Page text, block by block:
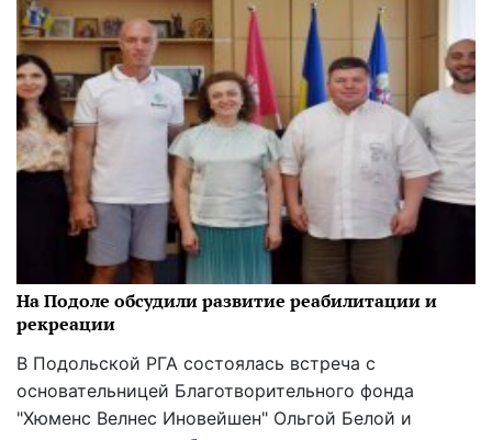
На Подоле обсудили развитие реабилитации и
рекреации
В Подольской РГА состоялась встреча с
основательницей Благотворительного фонда
"Хюменс Велнес Иновейшен" Ольгой Белой и